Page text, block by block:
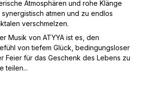
Atmosphären und rohe Klänge
atmen und zu endlos
verschmelzen.
Musik von ATYYA ist es, den
von tiefem Glück, bedingungsloser
Feier für das Geschenk des Lebens zu
teilen...